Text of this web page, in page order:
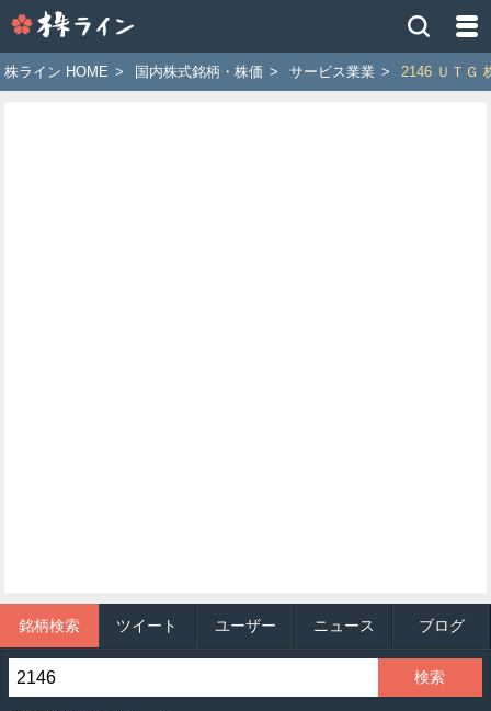
イ
ン
株ライン HOME > 国内株式銘柄・株価 > サービス業業 > 2146 ＵＴＧ
銘柄検索 ツイート ユーザー ニュース ブログ